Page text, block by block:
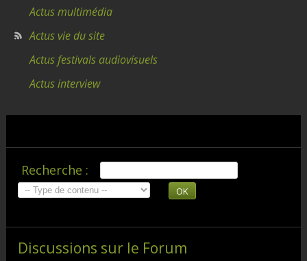
Actus multimédia
Actus vie du site
Actus festivals audiovisuels
Actus interview
Recherche :
OK
Discussions sur le Forum